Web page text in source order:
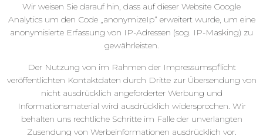
Wir weisen Sie darauf hin, dass auf dieser Website Google
Analytics um den Code „anonymizeIp“ erweitert wurde, um eine
anonymisierte Erfassung von IP-Adressen (sog. IP-Masking) zu
gewährleisten.
Der Nutzung von im Rahmen der Impressumspflicht
veröffentlichten Kontaktdaten durch Dritte zur Übersendung von
nicht ausdrücklich angeforderter Werbung und
Informationsmaterial wird ausdrücklich widersprochen. Wir
behalten uns rechtliche Schritte im Falle der unverlangten
Zusendung von Werbeinformationen ausdrücklich vor.